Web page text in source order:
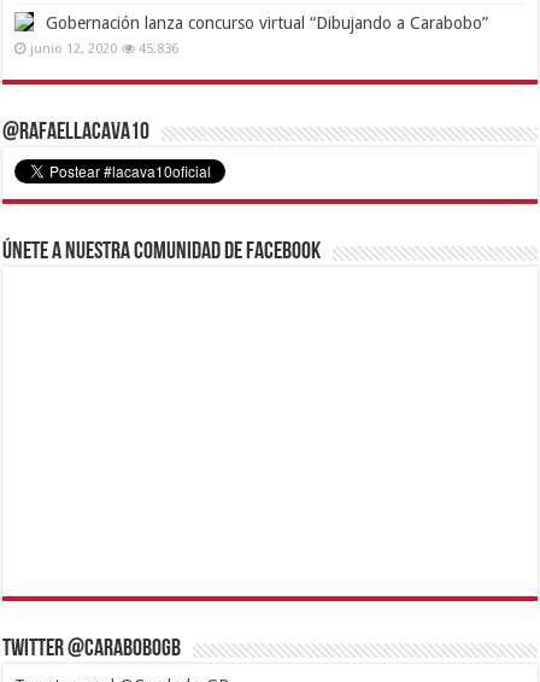
Gobernación lanza concurso virtual “Dibujando a Carabobo”
junio 12, 2020 45,836
@RafaelLacava10
Únete a nuestra comunidad de Facebook
Twitter @CaraboboGB